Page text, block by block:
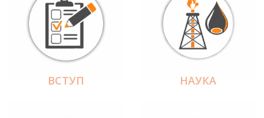
ВСТУП НАУКА